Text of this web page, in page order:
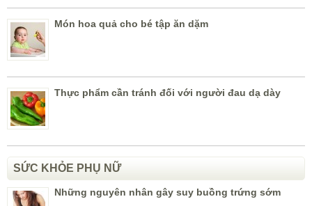
Món hoa quả cho bé tập ăn dặm
Thực phẩm cần tránh đối với người đau dạ dày
SỨC KHỎE PHỤ NỮ
Những nguyên nhân gây suy buồng trứng sớm